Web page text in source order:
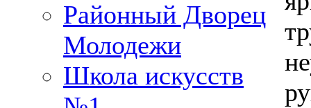
Районный Дворец
Молодежи
Школа искусств